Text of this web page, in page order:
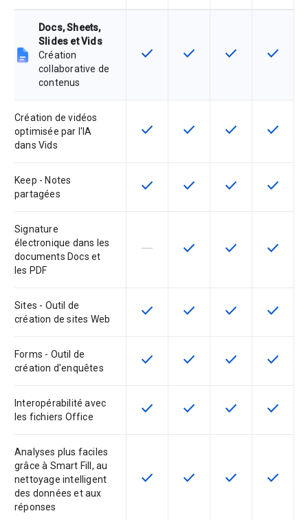
Docs, Sheets,
Slides et Vids
Création
collaborative de
contenus
Cette fonctionnalité est disponible
check Cette fonctionnalité est
check Cette
check Cette
check
Création de vidéos
optimisée par l'IA
dans Vids
Cette fonctionnalité est disponible
check Cette fonctionnalité est
check Cette
check Cette
check
Keep - Notes
partagées
Cette fonctionnalité est disponible
check Cette fonctionnalité est
check Cette
check Cette
check
Signature
électronique dans les
documents Docs et
les PDF
Cette fonctionnalité n'est pas
horizontal_rule Cette fonctionnalité est
check Cette
check Cette
check
Sites - Outil de
création de sites Web
Cette fonctionnalité est disponible
check Cette fonctionnalité est
check Cette
check Cette
check
Forms - Outil de
création d'enquêtes
Cette fonctionnalité est disponible
check Cette fonctionnalité est
check Cette
check Cette
check
Interopérabilité avec
les fichiers Office
Cette fonctionnalité est disponible
check Cette fonctionnalité est
check Cette
check Cette
check
Analyses plus faciles
grâce à Smart Fill, au
nettoyage intelligent
des données et aux
réponses
Cette fonctionnalité est disponible
check Cette fonctionnalité est
check Cette
check Cette
check